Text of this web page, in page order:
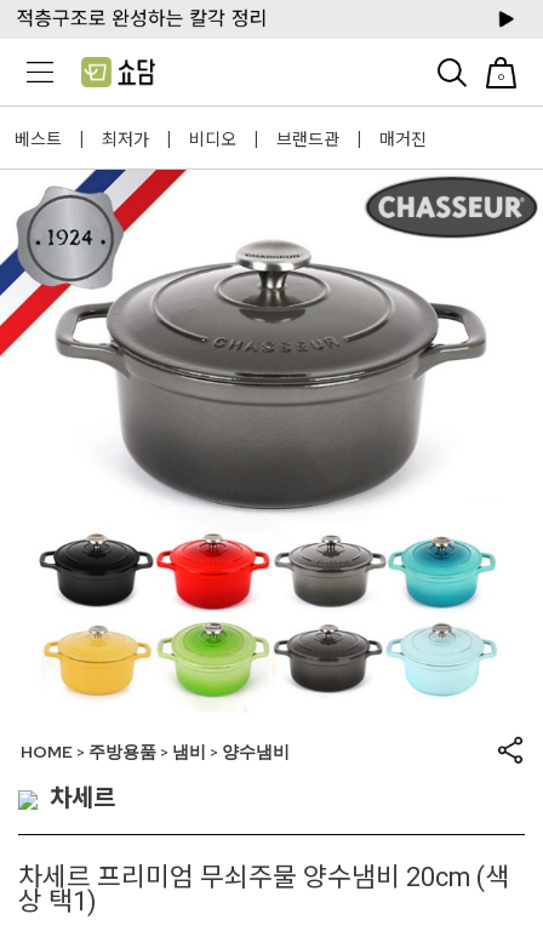
0
베스트 | 최저가 | 비디오 | 브랜드관 | 매거진
HOME > 주방용품 > 냄비 > 양수냄비
차세르
차세르 프리미엄 무쇠주물 양수냄비 20cm (색
상 택1)